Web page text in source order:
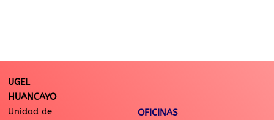
UGEL
HUANCAYO
Unidad de
OFICINAS